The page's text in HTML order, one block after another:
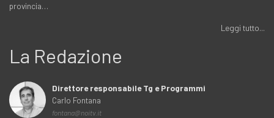
provincia…
Leggi tutto...
La Redazione
Direttore responsabile Tg e Programmi
Carlo Fontana
fontana@noitv.it